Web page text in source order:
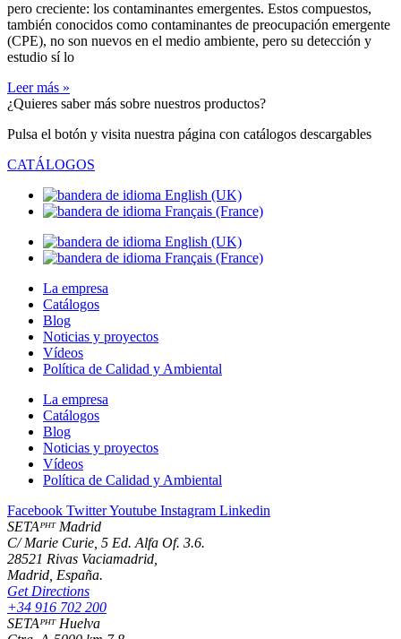
pero creciente: los contaminantes emergentes. Estos compuestos,
también conocidos como contaminantes de preocupación emergente
(CPE), no son nuevos en el medio ambiente, pero su detección y
estudio sí lo
Leer más »
¿Quieres saber más sobre nuestros productos?
Pulsa el botón y visita nuestra página con catálogos descargables
CATÁLOGOS
La empresa
Catálogos
Blog
Noticias y proyectos
Vídeos
Política de Calidad y Ambiental
La empresa
Catálogos
Blog
Noticias y proyectos
Vídeos
Política de Calidad y Ambiental
Facebook TwitterYoutube Instagram Linkedin
SETAᴾᴴᵀ Madrid
C/ Marie Curie, 5 Ed. Alfa Of. 3.6.
28521 Rivas Vaciamadrid,
Madrid, España.
Get Directions
+34 916 702 200
SETAᴾᴴᵀ Huelva